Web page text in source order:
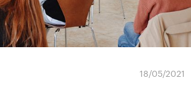
18/05/2021